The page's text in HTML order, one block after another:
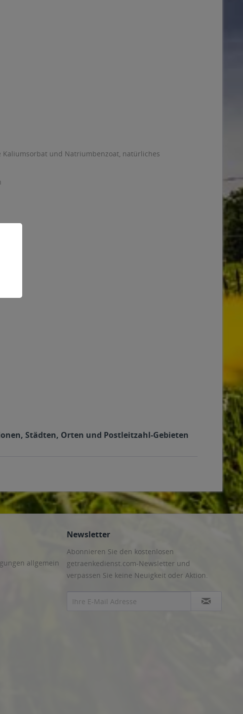
Kaliumsorbat und Natriumbenzoat, natürliches
Städten, Orten und Postleitzahl-Gebieten
allgemein
Newsletter
Abonnieren Sie den kostenlosen
getraenkedienst.com-Newsletter und
verpassen Sie keine Neuigkeit oder Aktion.